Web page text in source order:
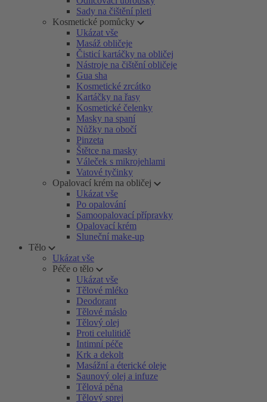
Sady na čištění pleti
Kosmetické pomůcky
Ukázat vše
Masáž obličeje
Čisticí kartáčky na obličej
Nástroje na čištění obličeje
Gua sha
Kosmetické zrcátko
Kartáčky na řasy
Kosmetické čelenky
Masky na spaní
Nůžky na obočí
Pinzeta
Štětce na masky
Váleček s mikrojehlami
Vatové tyčinky
Opalovací krém na obličej
Ukázat vše
Po opalování
Samoopalovací přípravky
Opalovací krém
Sluneční make-up
Tělo
Ukázat vše
Péče o tělo
Ukázat vše
Tělové mléko
Deodorant
Tělové máslo
Tělový olej
Proti celulitidě
Intimní péče
Krk a dekolt
Masážní a éterické oleje
Saunový olej a infuze
Tělová pěna
Tělový sprej